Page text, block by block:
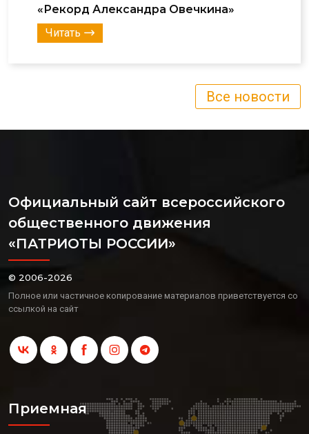
«Рекорд Александра Овечкина»
Читать
Все новости
Официальный сайт всероссийского
общественного движения
«ПАТРИОТЫ РОССИИ»
© 2006-2026
Полное или частичное копирование материалов приветствуется со
ссылкой на сайт
Приемная